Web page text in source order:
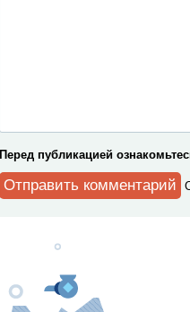
Перед публикацией